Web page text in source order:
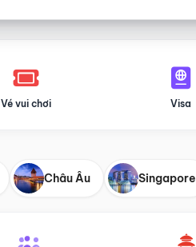
Vé vui chơi Visa
Châu Âu Singapore